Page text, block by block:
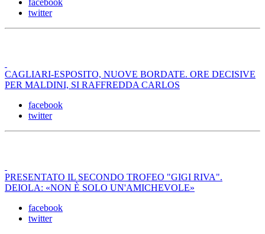
facebook
twitter
CAGLIARI-ESPOSITO, NUOVE BORDATE. ORE DECISIVE
PER MALDINI, SI RAFFREDDA CARLOS
facebook
twitter
PRESENTATO IL SECONDO TROFEO "GIGI RIVA".
DEIOLA: «NON È SOLO UN'AMICHEVOLE»
facebook
twitter